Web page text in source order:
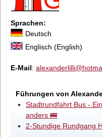
Sprachen:
Deutsch
Englisch (English)
E-Mail:
Führungen von
Stadtrundfahrt Bus -
anders 🚌
2-Stundige Rundgang